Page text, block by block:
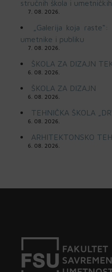
stručnih škola i
7. 08. 2026.
„Galerija koja
umetnike i publiku
7. 08. 2026.
ŠKOLA ZA DIZAJN
6. 08. 2026.
ŠKOLA ZA DIZAJN
6. 08. 2026.
TEHNIČKA ŠKOLA
6. 08. 2026.
ARHITEKTONSKO
6. 08. 2026.